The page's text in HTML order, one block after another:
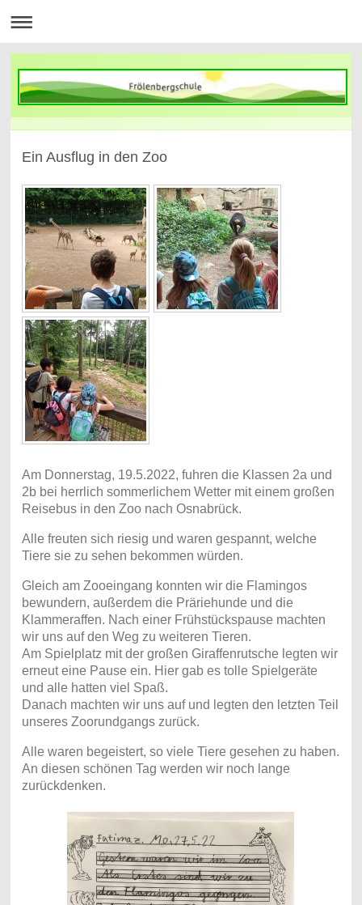
Ein Ausflug in den Zoo
Am Donnerstag, 19.5.2022, fuhren die Klassen 2a und
2b bei herrlich sommerlichem Wetter mit einem großen
Reisebus in den Zoo nach Osnabrück.
Alle freuten sich riesig und waren gespannt, welche
Tiere sie zu sehen bekommen würden.
Gleich am Zooeingang konnten wir die Flamingos
bewundern, außerdem die Präriehunde und die
Klammeraffen. Nach einer Frühstückspause machten
wir uns auf den Weg zu weiteren Tieren.
Am Spielplatz mit der großen Giraffenrutsche legten wir
erneut eine Pause ein. Hier gab es tolle Spielgeräte
und alle hatten viel Spaß.
Danach machten wir uns auf und legten den letzten Teil
unseres Zoorundgangs zurück.
Alle waren begeistert, so viele Tiere gesehen zu haben.
An diesen schönen Tag werden wir noch lange
zurückdenken.